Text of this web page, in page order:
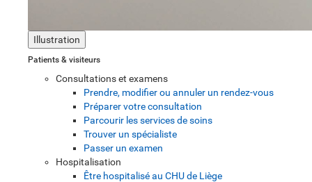
Illustration
Patients & visiteurs
Consultations et examens
Prendre, modifier ou annuler un rendez-vous
Préparer votre consultation
Parcourir les services de soins
Trouver un spécialiste
Passer un examen
Hospitalisation
Être hospitalisé au CHU de Liège